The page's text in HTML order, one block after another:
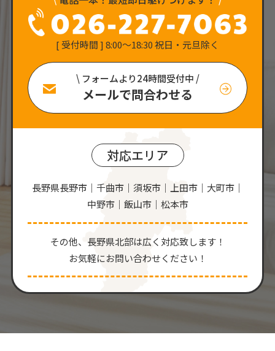
[ 受付時間 ] 8:00〜18:30 祝日・元旦除く
\ フォームより24時間受付中 /
メールで問合わせる
対応エリア
長野県長野市｜千曲市｜須坂市｜上田市｜大町市｜
中野市｜飯山市｜松本市
その他、⻑野県北部は広く対応致します！
お気軽にお問い合わせください！